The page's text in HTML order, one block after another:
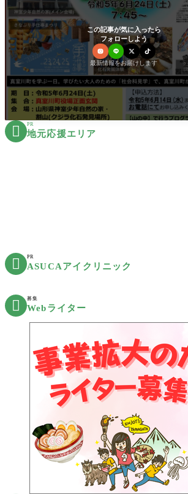
この記事が気に入ったら
フォローしよう
最新情報をお届けします
 PR
地元応援エリア
 PR
ASUCAアイクリニック
 募集
Webライター